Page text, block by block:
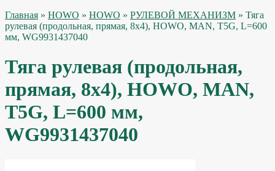
Главная » HOWO » HOWO » РУЛЕВОЙ МЕХАНИЗМ » Тяга
рулевая (продольная, прямая, 8x4), HOWO, MAN, T5G, L=600
мм, WG9931437040
Тяга рулевая (продольная,
прямая, 8x4), HOWO, MAN,
T5G, L=600 мм,
WG9931437040